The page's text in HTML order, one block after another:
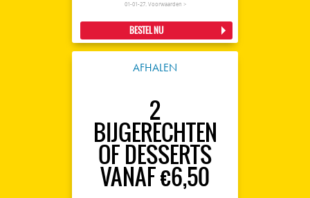
01-01-27. Voorwaarden >
BESTEL NU
AFHALEN
2
BIJGERECHTEN
OF DESSERTS
VANAF €6,50